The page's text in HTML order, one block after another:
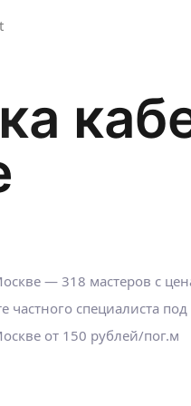
— 318 мастеров с
специалиста
от 150 рублей/пог.м